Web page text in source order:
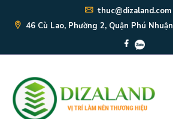
thuc@dizaland.com
46 Cù Lao, Phường 2, Quận Phú Nhuận